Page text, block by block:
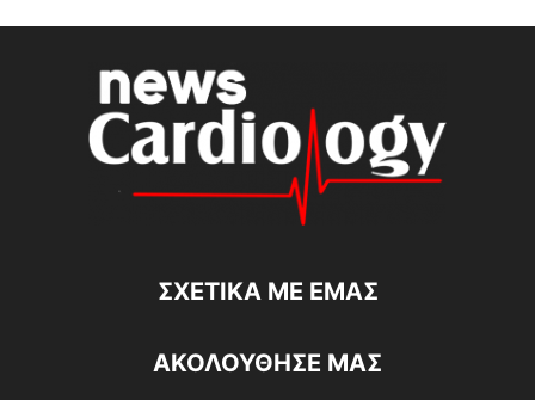
ΣΧΕΤΙΚΆ ΜΕ ΕΜΆΣ
ΑΚΟΛΟΥΘΗΣΕ ΜΑΣ